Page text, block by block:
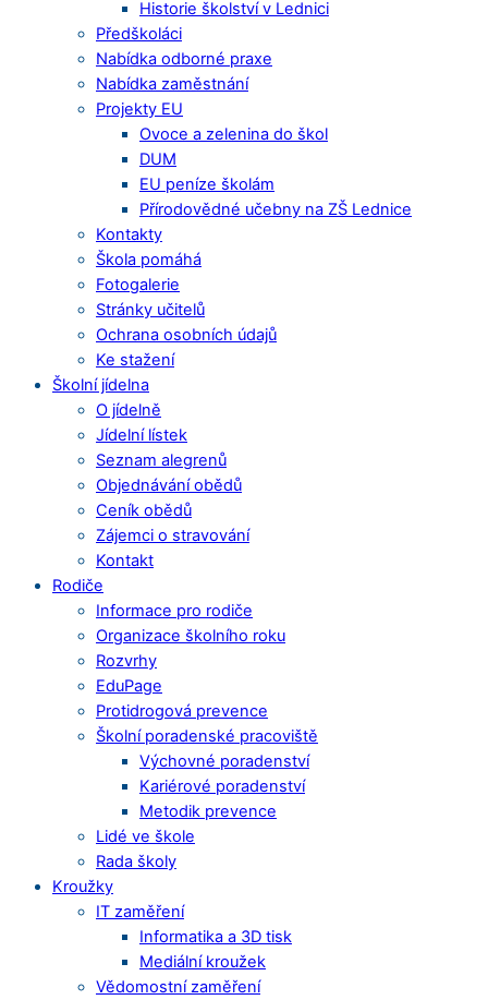
Historie školství v Lednici
Předškoláci
Nabídka odborné praxe
Nabídka zaměstnání
Projekty EU
Ovoce a zelenina do škol
DUM
EU peníze školám
Přírodovědné učebny na ZŠ Lednice
Kontakty
Škola pomáhá
Fotogalerie
Stránky učitelů
Ochrana osobních údajů
Ke stažení
Školní jídelna
O jídelně
Jídelní lístek
Seznam alegrenů
Objednávání obědů
Ceník obědů
Zájemci o stravování
Kontakt
Rodiče
Informace pro rodiče
Organizace školního roku
Rozvrhy
EduPage
Protidrogová prevence
Školní poradenské pracoviště
Výchovné poradenství
Kariérové poradenství
Metodik prevence
Lidé ve škole
Rada školy
Kroužky
IT zaměření
Informatika a 3D tisk
Mediální kroužek
Vědomostní zaměření